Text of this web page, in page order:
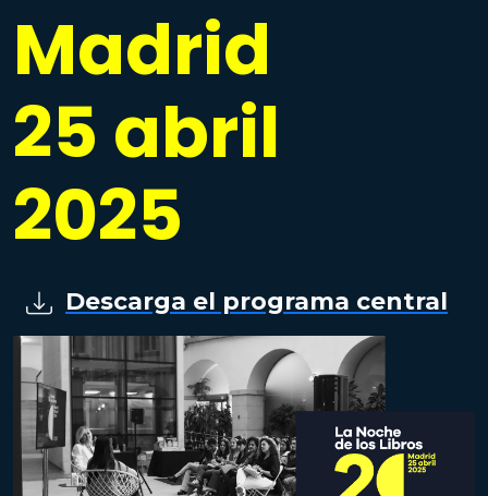
Madrid
25 abril
2025
Descarga el programa central